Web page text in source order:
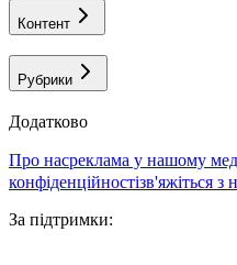
Контент
Рубрики
Додатково
про насреклама у нашому
конфіденційностізв'яжіться з
За підтримки: